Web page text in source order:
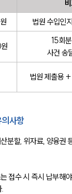
법원 수입인
15회
사건 송
법원 제출용
의사항
분할, 위자료, 양융권
접수 시 즉시 납부해